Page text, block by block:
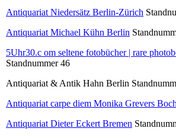
Antiquariat Niedersätz Berlin-Zürich
Antiquariat Michael Kühn Berlin
5Uhr30.c om seltene fotobücher | rare
Standnummer 46
Antiquariat & Antik Hahn Berlin
Antiquariat carpe diem Monika Grevers
Antiquariat Dieter Eckert Bremen